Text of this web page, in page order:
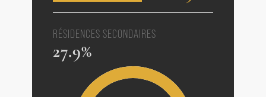
RÉSIDENCES SECONDAIRES
27.9%